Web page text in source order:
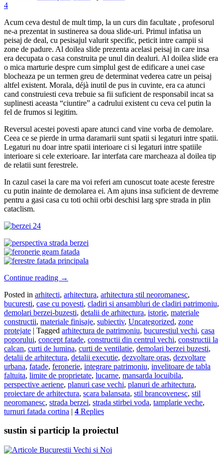
4
Acum ceva destul de mult timp, la un curs din facultate , profesorul
ne-a prezentat in sustinerea sa doua slide-uri. Primul infatisa un
peisaj de deal, cu pesisajul valurit specific, peticit intre campii si
zone de padure. Al doilea slide prezenta acelasi peisaj in care insa
era decupata o casa construita pe unul din dealuri. Al doilea slide era
o mica marturie despre cum simplul gest de edificare a unei case
blocheaza pe un termen greu de determinat vederea catre un peisaj
altfel existent. Morala, déjà inutil de pus in cuvinte, era ca atunci
cand construiesti ceva trebuie sa fii suficient de responsabil incat sa
suplinesti aceasta “ciuntire” a cadrului existent cu ceva cel putin la
fel de frumos si legitim.
Reversul acestei povesti apare atunci cand vine vorba de demolare.
Ceea ce se pierde in urma daramarii sunt spatii si legaturi intre spatii.
Legaturi nu doar intre spatii interioare ci si legaturi intre spatiile
interioare si cele exterioare. Iar interfata care marcheaza al doilea tip
de relatii sunt ferestrele.
In cazul casei la care ma voi referi am cunoscut toate aceste ferestre
cu putin inainte de demolarea ei. Am ajuns insa suficient de devreme
pentru a gasi casa cu toti ochii orbi deschisi larg spre strada in plin
cataclism.
Continue reading →
Posted in arhitecti, arhitectura, arhitectura stil neoromanesc,
bucuresti, case cu povesti, cladiri si ansambluri de cladiri patrimoniu,
demolari berzei-buzesti, detalii de arhitectura, istorie, materiale
constructii, materiale finisaje, subiectiv, Uncategorized, zone
protejate | Tagged arhitectura de patrimoniu, bucurestiul vechi, casa
poporului, concept fatade, constructii din centrul vechi, constructii la
calcan, curti de lumina, curti de ventilatie, demolari berzei buzesti,
detalii de arhitectura, detalii executie, dezvoltare oras, dezvoltare
urbana, fatade, feronerie, integrare patrimoniu, invelitoare de tabla
faltuita, limite de proprietate, lucarne, mansarda locuibila,
perspective aeriene, planuri case vechi, planuri de arhitectura,
proiectare de arhitectura, scara balansata, stil brancovenesc, stil
neoromanesc, strada berzei, strada stirbei voda, tamplarie veche,
turnuri fatada cortina | 4 Replies
sustin si particip la proiectul